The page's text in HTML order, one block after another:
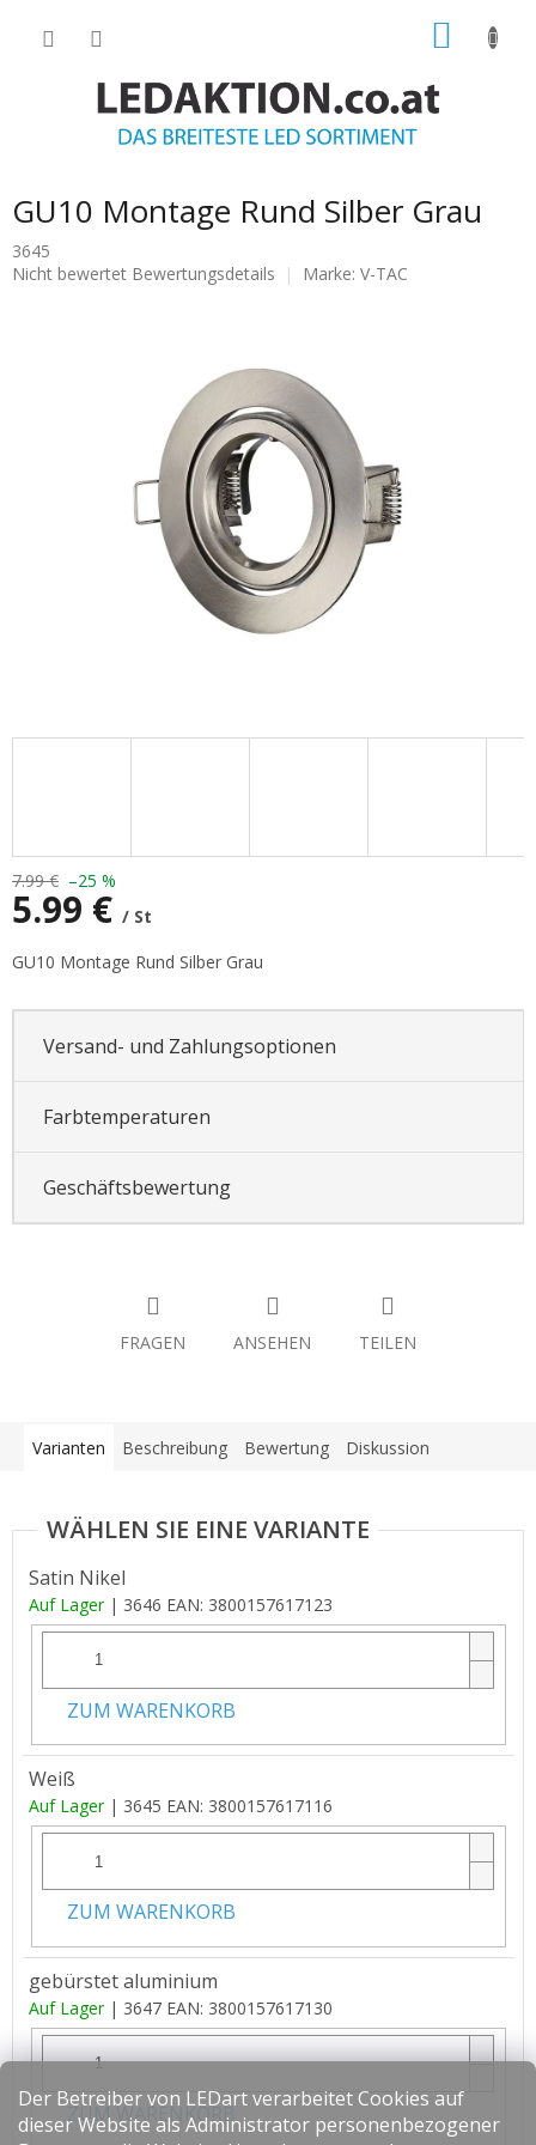
Der Betreiber von LEDart verarbeitet Cookies auf
dieser Website als Administrator personenbezogener
GU10 Montage Rund Silber Grau
3645
Die
Nicht bewertet Bewertungsdetails Marke: V-TAC
7.99 € –25 %
5.99 € / St
GU10 Montage Rund Silber Grau
Versand- und Zahlungsoptionen
Farbtemperaturen
Geschäftsbewertung
FRAGEN ANSEHEN TEILEN
Varianten Beschreibung Bewertung Diskussion
Satin Nikel
Auf Lager | 3646 EAN: 3800157617123
ZUM WARENKORB
Weiß
Auf Lager | 3645 EAN: 3800157617116
ZUM WARENKORB
gebürstet aluminium
Auf Lager | 3647 EAN: 3800157617130
ZUM WARENKORB